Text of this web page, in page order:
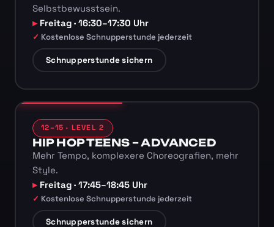
Selbstbewusstsein.
Freitag · 16:30–17:30 Uhr
Kostenlose Schnupperstunde jederzeit
Schnupperstunde sichern
12–15 · LEVEL 2
HIP HOP TEENS – ADVANCED
Mehr Tempo, komplexere Choreografien, mehr
Style.
Freitag · 17:45–18:45 Uhr
Kostenlose Schnupperstunde jederzeit
Schnupperstunde sichern